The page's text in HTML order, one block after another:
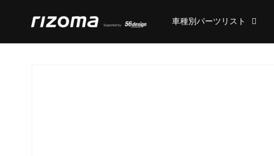
進む
車種別パーツリスト